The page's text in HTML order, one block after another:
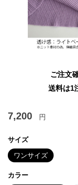
ご注文
送料は1
7,200 円
サイズ
ワンサイズ
カラー